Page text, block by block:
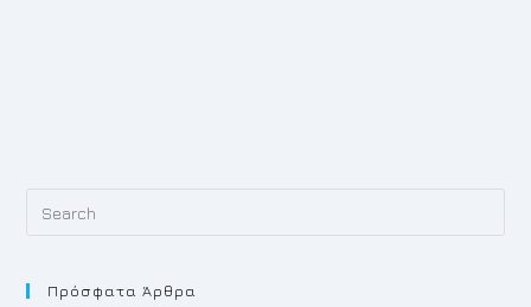
Πρόσφατα Άρθρα